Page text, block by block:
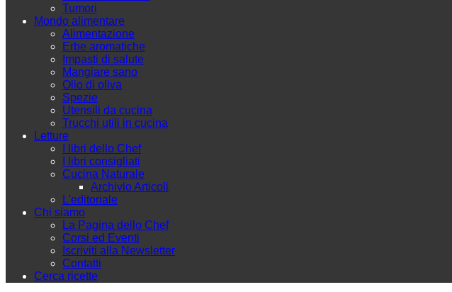
Tumori
Mondo alimentare
Alimentazione
Erbe aromatiche
Impasti di salute
Mangiare sano
Olio di oliva
Spezie
Utensili da cucina
Trucchi utili in cucina
Letture
I libri dello Chef
I libri consigliati
Cucina Naturale
Archivio Articoli
L'editoriale
Chi siamo
La Pagina dello Chef
Corsi ed Eventi
Iscriviti alla Newsletter
Contatti
Cerca ricette